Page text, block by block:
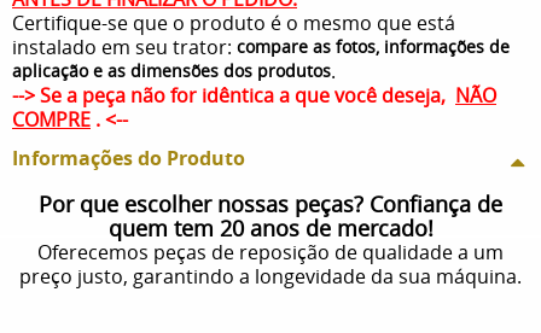
Certifique-se que o produto é o mesmo que está
instalado em seu trator: compare as fotos, informações de
aplicação e as dimensões dos produtos.
--> Se a peça não for idêntica a que você deseja, NÃO
COMPRE . <--
Informações do Produto
Por que escolher nossas peças? Confiança de
quem tem 20 anos de mercado!
Oferecemos peças de reposição de qualidade a um
preço justo, garantindo a longevidade da sua máquina.